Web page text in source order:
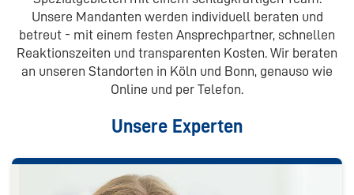
Unsere Mandanten werden individuell beraten und
betreut - mit einem festen Ansprechpartner, schnellen
Reaktionszeiten und transparenten Kosten. Wir beraten
an unseren Standorten in Köln und Bonn, genauso wie
Online und per Telefon.
Unsere Experten